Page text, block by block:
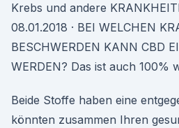
Krebs und andere
08.01.2018 · BEI WELCHEN
BESCHWERDEN KANN CBD
WERDEN? Das ist auch 100%
Beide Stoffe haben eine
könnten zusammen Ihren